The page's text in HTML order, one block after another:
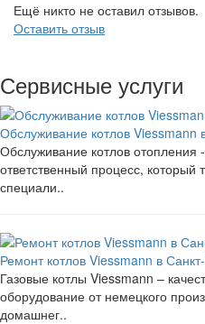
Ещё никто не оставил отзывов.
Оставить отзыв
Сервисные услуги
Обслуживание котлов Viessmann
Обслуживание котлов отопления
ответственный процесс, который
специали..
Ремонт котлов Viessmann в
Газовые котлы Viessmann –
оборудование от немецкого
домашнег..